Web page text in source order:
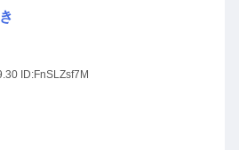
ID:FnSLZsf7M